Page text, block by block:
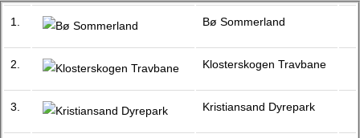
1. Bø Sommerland
2. Klosterskogen Travbane
3. Kristiansand Dyrepark